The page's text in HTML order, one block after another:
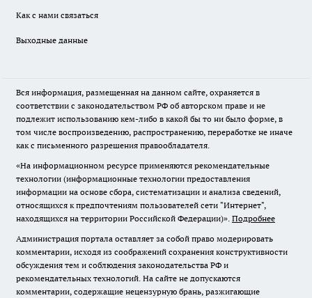
Как с нами связаться
Выходные данные
Вся информация, размещенная на данном сайте, охраняется в
соответствии с законодательством РФ об авторском праве и не
подлежит использованию кем-либо в какой бы то ни было форме, в
том числе воспроизведению, распространению, переработке не иначе
как с письменного разрешения правообладателя.
«На информационном ресурсе применяются рекомендательные
технологии (информационные технологии предоставления
информации на основе сбора, систематизации и анализа сведений,
относящихся к предпочтениям пользователей сети "Интернет",
находящихся на территории Российской Федерации)». Подробнее
Администрация портала оставляет за собой право модерировать
комментарии, исходя из соображений сохранения конструктивности
обсуждения тем и соблюдения законодательства РФ и
рекомендательных технологий. На сайте не допускаются
комментарии, содержащие нецензурную брань, разжигающие